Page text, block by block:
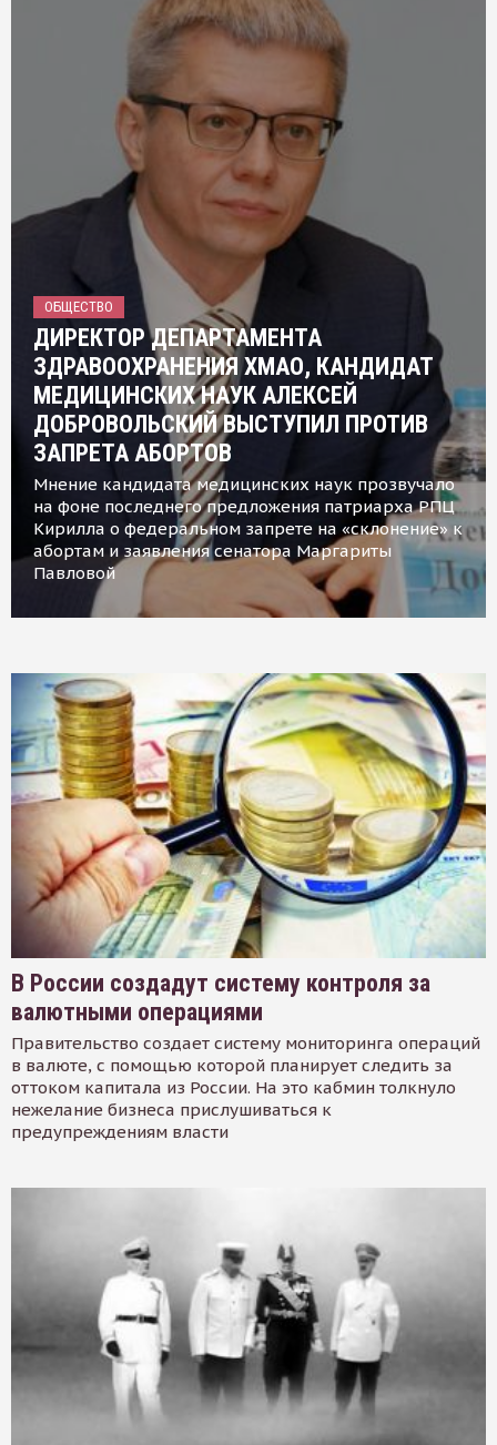
ОБЩЕСТВО
ДИРЕКТОР ДЕПАРТАМЕНТА
ЗДРАВООХРАНЕНИЯ ХМАО, КАНДИДАТ
МЕДИЦИНСКИХ НАУК АЛЕКСЕЙ
ДОБРОВОЛЬСКИЙ ВЫСТУПИЛ ПРОТИВ
ЗАПРЕТА АБОРТОВ
Мнение кандидата медицинских наук прозвучало
на фоне последнего предложения патриарха РПЦ
Кирилла о федеральном запрете на «склонение» к
абортам и заявления сенатора Маргариты
Павловой
В России создадут систему контроля за
валютными операциями
Правительство создает систему мониторинга операций
в валюте, с помощью которой планирует следить за
оттоком капитала из России. На это кабмин толкнуло
нежелание бизнеса прислушиваться к
предупреждениям власти